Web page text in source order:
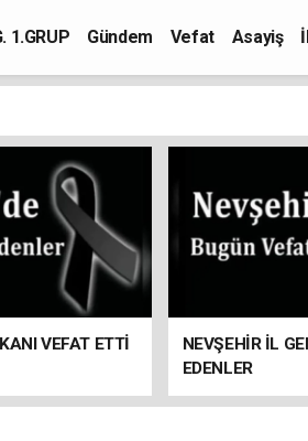
1.GRUP Gündem Vefat Asayiş
VEFAT ETTİ
NEVŞEHİR İL
EDENLER